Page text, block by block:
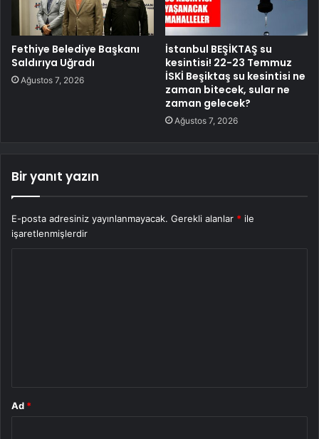
Fethiye Belediye Başkanı
Saldırıya Uğradı
Ağustos 7, 2026
İstanbul BEŞİKTAŞ su
kesintisi! 22-23 Temmuz
İSKİ Beşiktaş su kesintisi ne
zaman bitecek, sular ne
zaman gelecek?
Ağustos 7, 2026
Bir yanıt yazın
E-posta adresiniz yayınlanmayacak. Gerekli alanlar * ile
işaretlenmişlerdir
Ad *